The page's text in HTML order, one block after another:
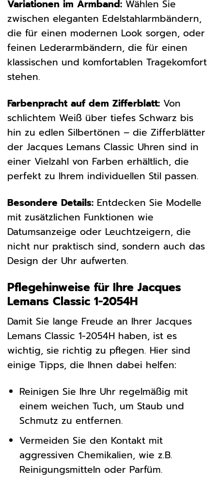
Variationen im Armband: Wählen Sie
zwischen eleganten Edelstahlarmbändern,
die für einen modernen Look sorgen, oder
feinen Lederarmbändern, die für einen
klassischen und komfortablen Tragekomfort
stehen.
Farbenpracht auf dem Zifferblatt: Von
schlichtem Weiß über tiefes Schwarz bis
hin zu edlen Silbertönen – die Zifferblätter
der Jacques Lemans Classic Uhren sind in
einer Vielzahl von Farben erhältlich, die
perfekt zu Ihrem individuellen Stil passen.
Besondere Details: Entdecken Sie Modelle
mit zusätzlichen Funktionen wie
Datumsanzeige oder Leuchtzeigern, die
nicht nur praktisch sind, sondern auch das
Design der Uhr aufwerten.
Pflegehinweise für Ihre Jacques
Lemans Classic 1-2054H
Damit Sie lange Freude an Ihrer Jacques
Lemans Classic 1-2054H haben, ist es
wichtig, sie richtig zu pflegen. Hier sind
einige Tipps, die Ihnen dabei helfen:
Reinigen Sie Ihre Uhr regelmäßig mit
einem weichen Tuch, um Staub und
Schmutz zu entfernen.
Vermeiden Sie den Kontakt mit
aggressiven Chemikalien, wie z.B.
Reinigungsmitteln oder Parfüm.